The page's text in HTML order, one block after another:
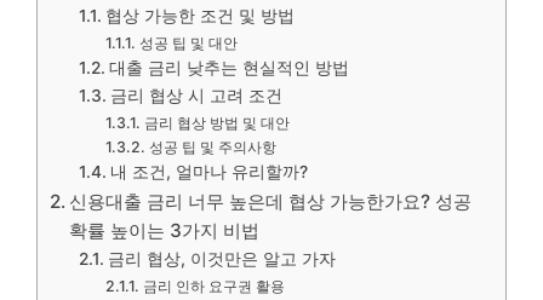
협상 가능한 조건 및 방법
성공 팁 및 대안
대출 금리 낮추는 현실적인 방법
금리 협상 시 고려 조건
금리 협상 방법 및 대안
성공 팁 및 주의사항
내 조건, 얼마나 유리할까?
신용대출 금리 너무 높은데 협상 가능한가요? 성공
확률 높이는 3가지 비법
금리 협상, 이것만은 알고 가자
금리 인하 요구권 활용